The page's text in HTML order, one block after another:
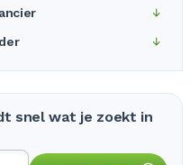
snel wat je zoekt in